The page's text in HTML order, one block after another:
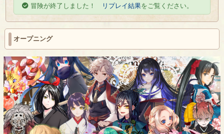
冒険が終了しました！ リプレイ結果をご覧ください。
オープニング